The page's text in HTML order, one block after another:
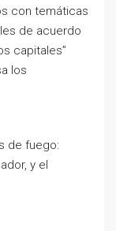
con temáticas
de acuerdo
capitales”
los
de fuego:
y el